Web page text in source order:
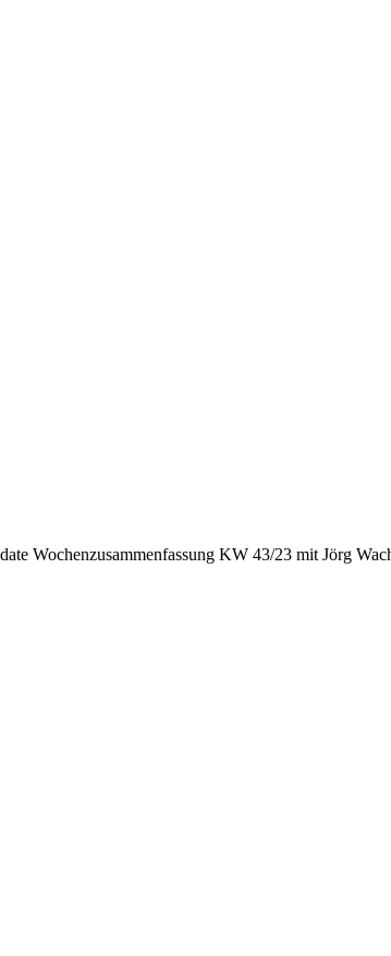
Wochenzusammenfassung KW 43/23 mit Jörg